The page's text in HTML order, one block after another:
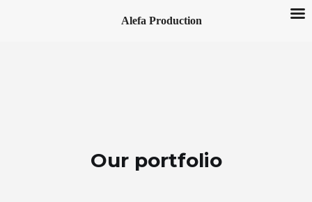
Our portfolio
Alefa Production